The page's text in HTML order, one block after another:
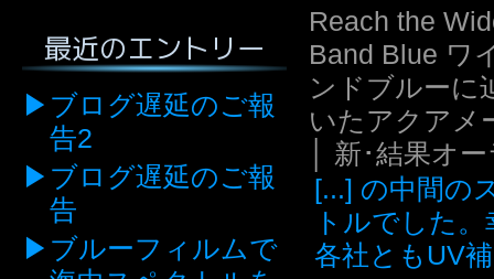
最近のエントリー
ブログ遅延のご報
告2
ブログ遅延のご報
告
ブルーフィルムで
Reach the
Band Blue ワ
ンドブルーに
いたアクアメ
│ 新･結果オ
[...] の中間の
トルでした
各社ともUV